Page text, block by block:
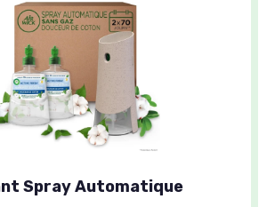
Spray Automatique